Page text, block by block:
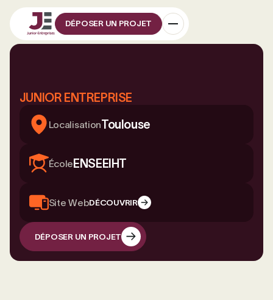
DÉPOSER UN PROJET
JUNIOR ENTREPRISE
LocalisationToulouse
École ENSEEIHT
Site WebDÉCOUVRIR
DÉPOSER UN PROJET